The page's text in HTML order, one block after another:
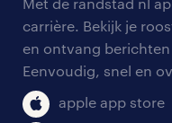
aanmelden
blogs en artikelen
salarischecker
bruto-netto calculator
onze vestigingen
pers
Met de randstad nl
carrière. Bekijk je
en ontvang
Eenvoudig, snel en
apple app store